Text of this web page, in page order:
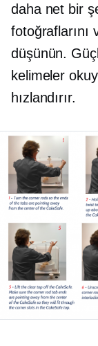
daha net bir
fotoğraflarını
düşünün.
kelimeler
hızlandırır.